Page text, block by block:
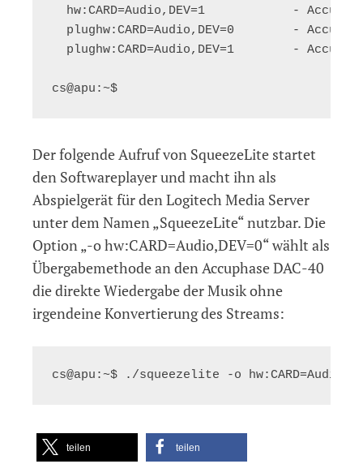
hw:CARD=Audio,DEV=1            -
plughw:CARD=Audio,DEV=0        -
plughw:CARD=Audio,DEV=1        -
Der folgende Aufruf von SqueezeLite startet
den Softwareplayer und macht ihn als
Abspielgerät für den Logitech Media Server
unter dem Namen „SqueezeLite“ nutzbar. Die
Option „-o hw:CARD=Audio,DEV=0“ wählt als
Übergabemethode an den Accuphase DAC-40
die direkte Wiedergabe der Musik ohne
irgendeine Konvertierung des Streams:
teilen teilen